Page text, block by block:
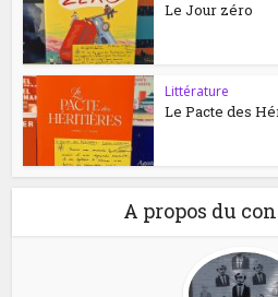
Le Jour zéro
Littérature
Le Pacte des
A propos du